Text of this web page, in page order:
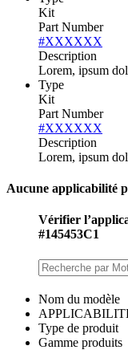
Kit
Part Number
#XXXXXX
Description
Lorem, ipsum
Type
Kit
Part Number
#XXXXXX
Description
Lorem, ipsum
Aucune applicabilité
Vérifier
#145453C1
Nom du modèle
Type de produit
Gamme produits